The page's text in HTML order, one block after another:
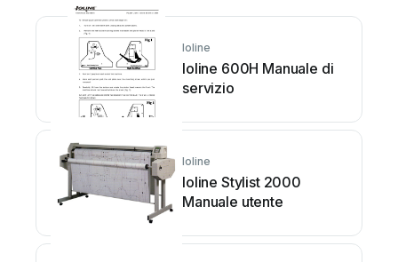
Ioline
Ioline 600H Manuale di
servizio
Ioline
Ioline Stylist 2000
Manuale utente